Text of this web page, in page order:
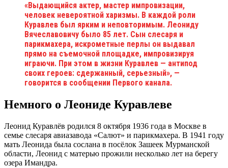
«Выдающийся актер, мастер импровизации,
человек невероятной харизмы. В каждой роли
Куравлев был ярким и неповторимым. Леониду
Вячеславовичу было 85 лет. Сын слесаря и
парикмахера, искрометные перлы он выдавал
прямо на съемочной площадке, импровизируя
играючи. При этом в жизни Куравлев — антипод
своих героев: сдержанный, серьезный», —
говорится в сообщении Первого канала.
Немного о Леониде Куравлеве
Леонид Куравлёв родился 8 октября 1936 года в Москве в
семье слесаря авиазавода «Салют» и парикмахера. В 1941 году
мать Леонида была сослана в посёлок Зашеек Мурманской
области, Леонид с матерью прожили несколько лет на берегу
озера Имандра.